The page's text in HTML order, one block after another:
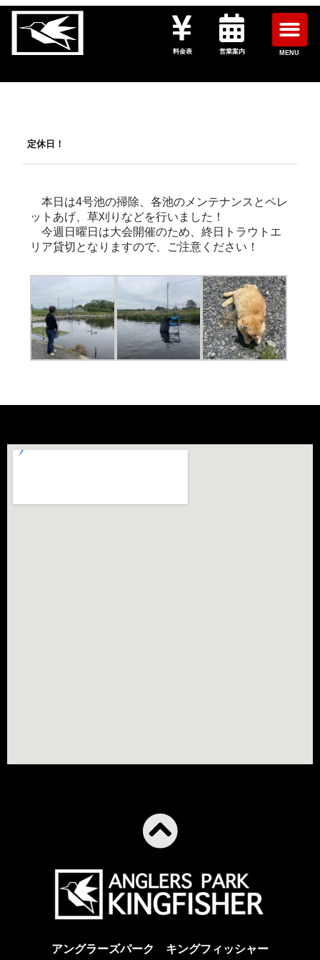
料金表 営業案内 MENU
定休日！
本日は4号池の掃除、各池のメンテナンスとペレ
ットあげ、草刈りなどを行いました！
今週日曜日は大会開催のため、終日トラウトエ
リア貸切となりますので、ご注意ください！
アングラーズパーク キングフィッシャー